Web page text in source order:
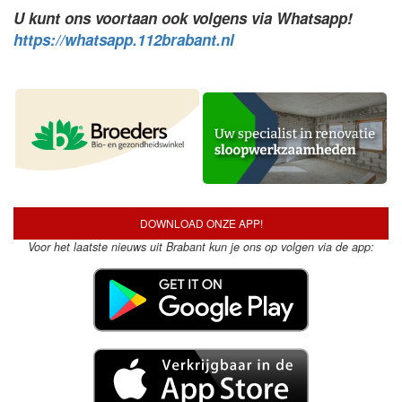
U kunt ons voortaan ook volgens via Whatsapp!
https://whatsapp.112brabant.nl
DOWNLOAD ONZE APP!
Voor het laatste nieuws uit Brabant kun je ons op volgen via de app: